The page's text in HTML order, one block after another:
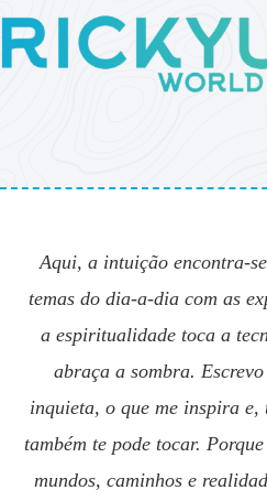
Aqui, a intuição encontra-
temas do dia-a-dia com as
a espiritualidade toca a
abraça a sombra.
inquieta, o que me inspira e,
também te pode tocar.
mundos, caminhos e